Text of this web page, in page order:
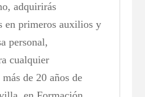
adquirirás
en primeros auxilios y
personal,
cualquier
de 20 años de